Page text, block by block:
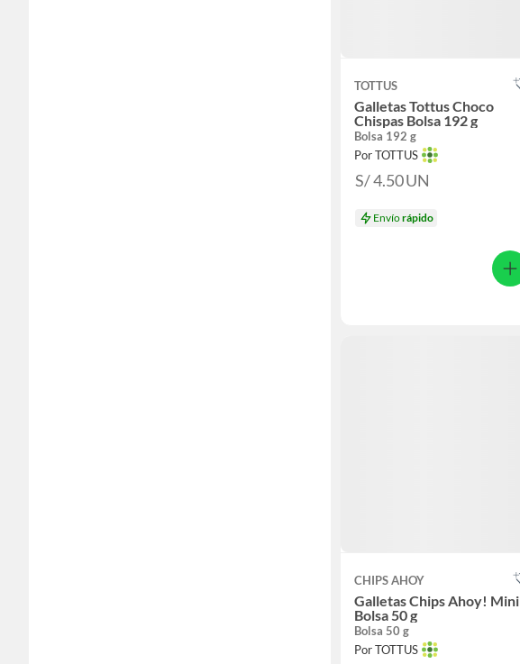
TOTTUS
Galletas Tottus Choco
Chispas Bolsa 192 g
Bolsa 192 g
Por TOTTUS
S/ 4.50UN
Envíorápido
CHIPS AHOY
Galletas Chips Ahoy! Mini
Bolsa 50 g
Bolsa 50 g
Por TOTTUS